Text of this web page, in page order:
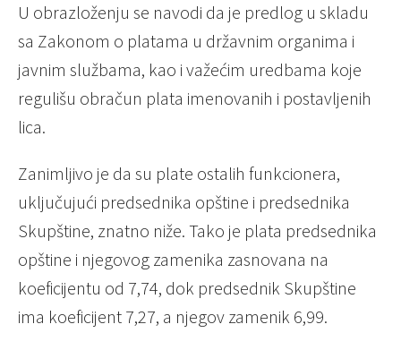
U obrazloženju se navodi da je predlog u skladu
sa Zakonom o platama u državnim organima i
javnim službama, kao i važećim uredbama koje
regulišu obračun plata imenovanih i postavljenih
lica.
Zanimljivo je da su plate ostalih funkcionera,
uključujući predsednika opštine i predsednika
Skupštine, znatno niže. Tako je plata predsednika
opštine i njegovog zamenika zasnovana na
koeficijentu od 7,74, dok predsednik Skupštine
ima koeficijent 7,27, a njegov zamenik 6,99.